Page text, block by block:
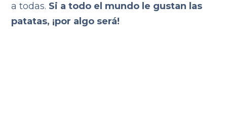
a todas. Si a todo el mundo le gustan las
patatas, ¡por algo será!